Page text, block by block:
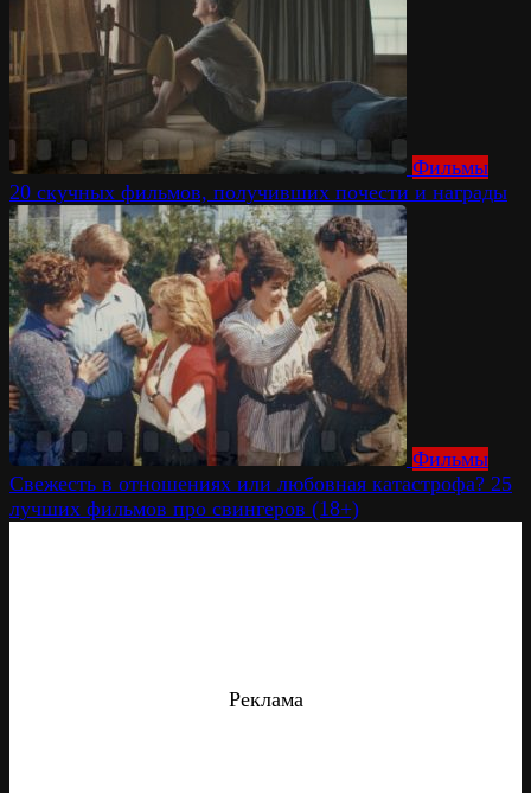
Фильмы
20 скучных фильмов, получивших почести и награды
Фильмы
Свежесть в отношениях или любовная катастрофа? 25
лучших фильмов про свингеров (18+)
Реклама